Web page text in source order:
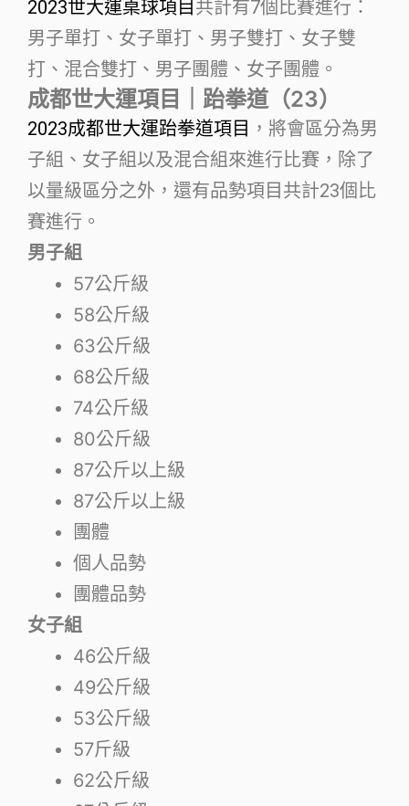
2023世大運桌球項目 共計有7個比賽進行：
男子單打、女子單打、男子雙打、女子雙
打、混合雙打、男子團體、女子團體。
成都世大運項目｜跆拳道（23）
2023成都世大運跆拳道項目 ，將會區分為男
子組、女子組以及混合組來進行比賽，除了
以量級區分之外，還有品勢項目共計23個比
賽進行。
男子組
57公斤級
58公斤級
63公斤級
68公斤級
74公斤級
80公斤級
87公斤以上級
87公斤以上級
團體
個人品勢
團體品勢
女子組
46公斤級
49公斤級
53公斤級
57斤級
62公斤級